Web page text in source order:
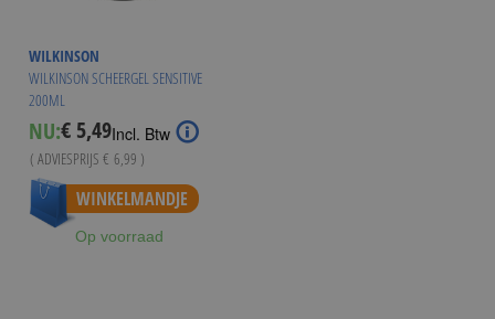
WILKINSON
WILKINSON SCHEERGEL SENSITIVE
200ML
NU:Special
Price
€ 5,49Incl. Btw
( ADVIESPRIJS € 6,99 )
Vanaf € 4,95
WINKELMANDJE
Op voorraad